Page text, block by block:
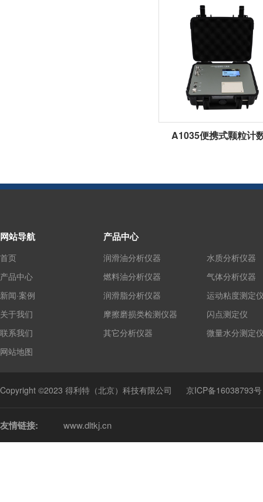
A1035便携式颗粒计
网站导航
首页
产品中心
新闻·案例
关于我们
联系我们
网站地图
产品中心
润滑油分析仪器
燃料油分析仪器
润滑脂分析仪器
摩擦磨损类检测仪器
其它分析仪器
水质分析仪器
气体分析仪器
运动粘度测定
闪点测定仪
微量水分测定
Copyright ©2023 得利特（北京）科技有限公司 京ICP备16038793号
友情链接: www.dltkj.cn